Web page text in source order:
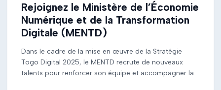
Rejoignez le Ministère de l’Économie
Numérique et de la Transformation
Digitale (MENTD)
Dans le cadre de la mise en œuvre de la Stratégie
Togo Digital 2025, le MENTD recrute de nouveaux
talents pour renforcer son équipe et accompagner la